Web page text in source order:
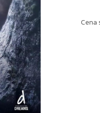
Cena